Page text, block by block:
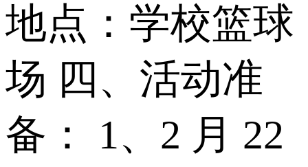
地点：学校篮球
场 四、活动准
备： 1、2 月 22